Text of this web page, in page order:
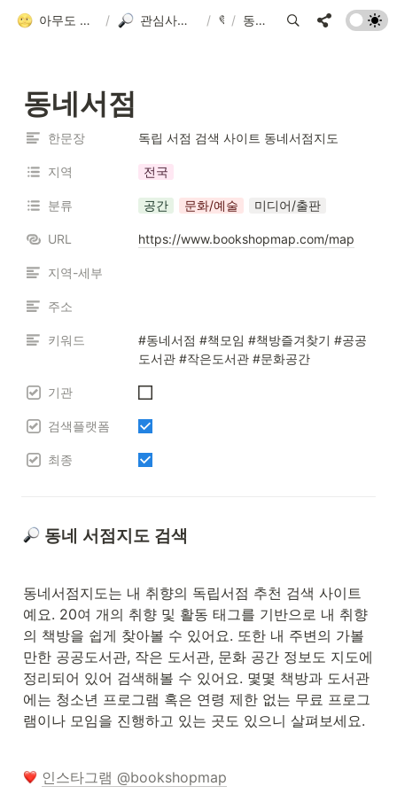
아무도 안 알려줘서 만든 청소년 네트워크 가이드 / 관심사별 검색 플랫폼 모음 / 💜/ 동네서점
동네서점
한문장 독립 서점 검색 사이트 동네서점지도
지역 전국
분류 공간 문화/예술 미디어/출판
URL https://www.bookshopmap.com/map
지역-세부
주소
키워드
#동네서점 #책모임 #책방즐겨찾기 #공공
도서관 #작은도서관 #문화공간
기관
검색플랫폼
최종
동네 서점지도 검색
동네서점지도는 내 취향의 독립서점 추천 검색 사이트
예요. 20여 개의 취향 및 활동 태그를 기반으로 내 취향
의 책방을 쉽게 찾아볼 수 있어요. 또한 내 주변의 가볼
만한 공공도서관, 작은 도서관, 문화 공간 정보도 지도에
정리되어 있어 검색해볼 수 있어요. 몇몇 책방과 도서관
에는 청소년 프로그램 혹은 연령 제한 없는 무료 프로그
램이나 모임을 진행하고 있는 곳도 있으니 살펴보세요.
인스타그램 @bookshopmap